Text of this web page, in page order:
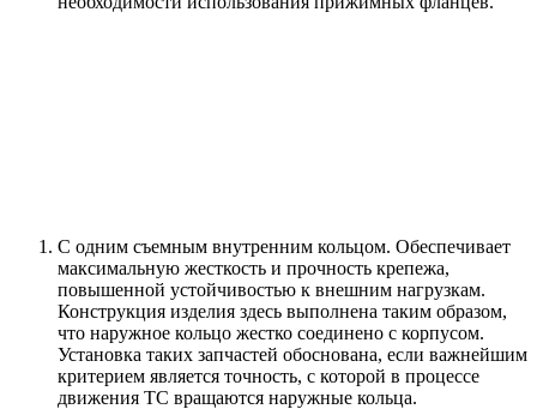
С одним съемным внутренним кольцом. Обеспечивает
максимальную жесткость и прочность крепежа,
повышенной устойчивостью к внешним нагрузкам.
Конструкция изделия здесь выполнена таким образом,
что наружное кольцо жестко соединено с корпусом.
Установка таких запчастей обоснована, если важнейшим
критерием является точность, с которой в процессе
движения ТС вращаются наружные кольца.